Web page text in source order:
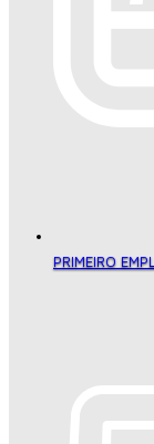
PRIMEIRO